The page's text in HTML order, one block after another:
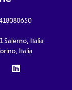
Salerno, Italia
Italia